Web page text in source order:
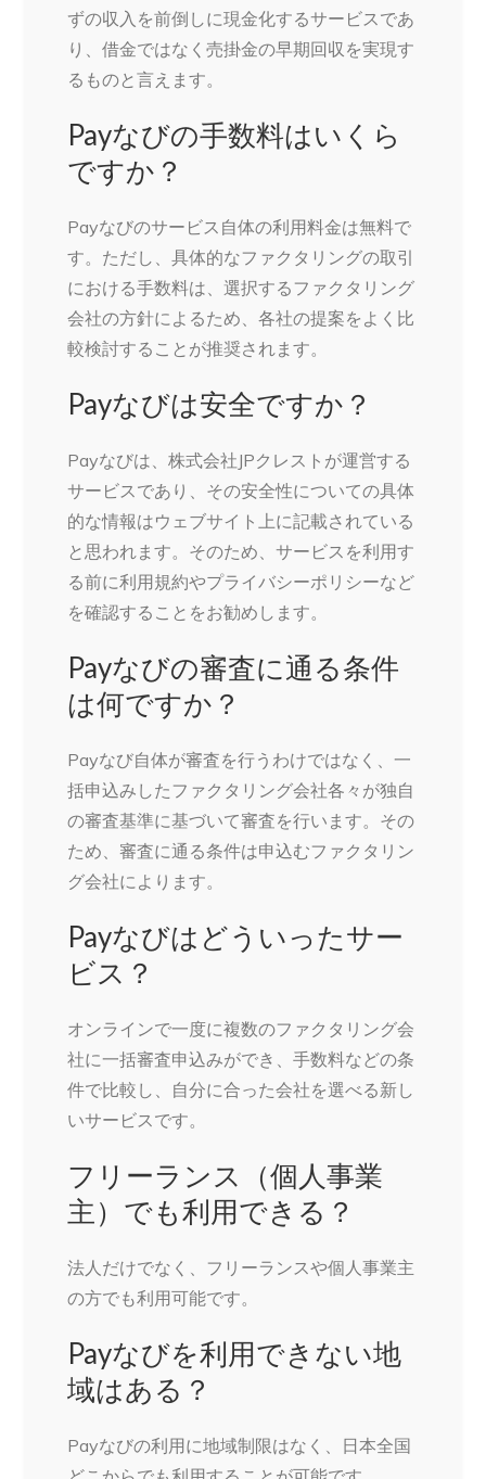
ずの収入を前倒しに現金化するサービスであ
り、借金ではなく売掛金の早期回収を実現す
るものと言えます。
Payなびの手数料はいくら
ですか？
Payなびのサービス自体の利用料金は無料で
す。ただし、具体的なファクタリングの取引
における手数料は、選択するファクタリング
会社の方針によるため、各社の提案をよく比
較検討することが推奨されます。
Payなびは安全ですか？
Payなびは、株式会社JPクレストが運営する
サービスであり、その安全性についての具体
的な情報はウェブサイト上に記載されている
と思われます。そのため、サービスを利用す
る前に利用規約やプライバシーポリシーなど
を確認することをお勧めします。
Payなびの審査に通る条件
は何ですか？
Payなび自体が審査を行うわけではなく、一
括申込みしたファクタリング会社各々が独自
の審査基準に基づいて審査を行います。その
ため、審査に通る条件は申込むファクタリン
グ会社によります。
Payなびはどういったサー
ビス？
オンラインで一度に複数のファクタリング会
社に一括審査申込みができ、手数料などの条
件で比較し、自分に合った会社を選べる新し
いサービスです。
フリーランス（個人事業
主）でも利用できる？
法人だけでなく、フリーランスや個人事業主
の方でも利用可能です。
Payなびを利用できない地
域はある？
Payなびの利用に地域制限はなく、日本全国